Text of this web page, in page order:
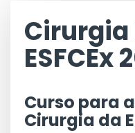
Cirurgia
ESFCEx
Curso para
Cirurgia da